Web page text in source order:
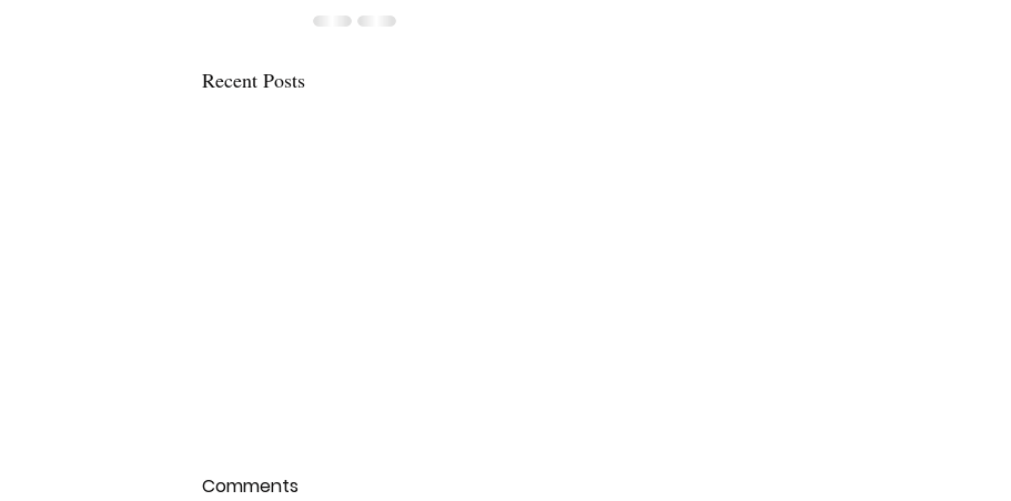
Recent Posts
Keski-Suomen
Comments